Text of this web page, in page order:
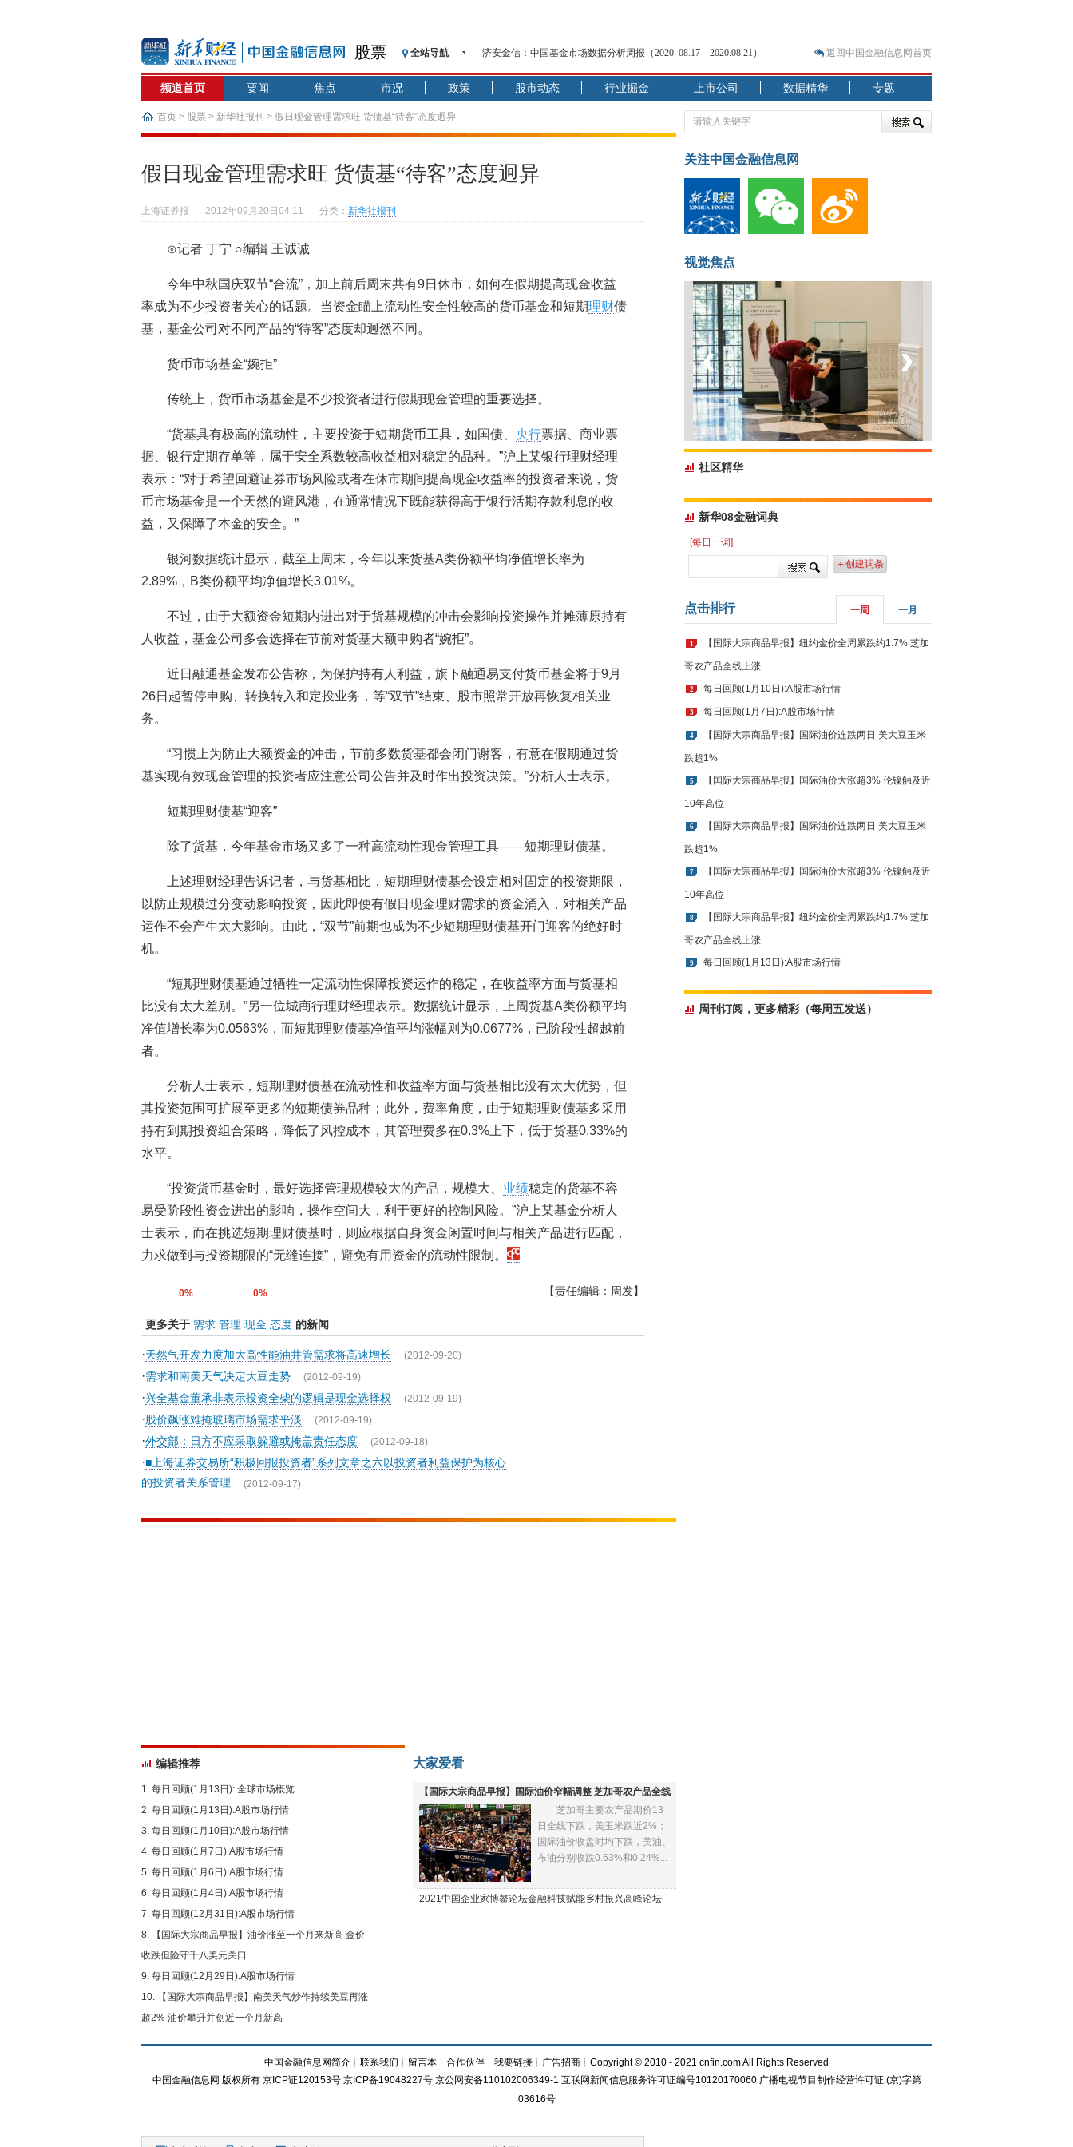
股票 全站导航
济安金信：中国基金市场数据分析周报（2020. 08.17—2020.08.21）
【见·闻】疫情下，新加坡旅游业步履维艰
记者手记：疫情下的香港零售业如何浴火重生？
【见·闻】疫情下一家香港传统零售商的转型突围之旅
济安金信：中国基金市场数据分析周报（2020. 07.27—2020.07.31）
【新华财经调查】同业存单、结构性存款玩起“跷跷板” 结构性失衡藏
在“隐秘的角落”
央行公开市场净投放300亿元 短端资金利率明显下行
基本面及股市双轮冲击 债市回调十年期债表现最弱
恒生聚源：北斗收官之星发射成功，全产业链解析
返回中国金融信息网首页
频道首页 要闻 焦点 市况 政策 股市动态 行业掘金 上市公司 数据精华 专题
首页 > 股票 > 新华社报刊 > 假日现金管理需求旺 货债基“待客”态度迥异
假日现金管理需求旺 货债基“待客”态度迥异
上海证券报 2012年09月20日04:11 分类： 新华社报刊
⊙记者 丁宁 ○编辑 王诚诚
今年中秋国庆双节“合流”，加上前后周末共有9日休市，如何在假期提高现金收益
率成为不少投资者关心的话题。当资金瞄上流动性安全性较高的货币基金和短期理财债
基，基金公司对不同产品的“待客”态度却迥然不同。
货币市场基金“婉拒”
传统上，货币市场基金是不少投资者进行假期现金管理的重要选择。
“货基具有极高的流动性，主要投资于短期货币工具，如国债、 央行票据、商业票
据、银行定期存单等，属于安全系数较高收益相对稳定的品种。”沪上某银行理财经理
表示：“对于希望回避证券市场风险或者在休市期间提高现金收益率的投资者来说，货
币市场基金是一个天然的避风港，在通常情况下既能获得高于银行活期存款利息的收
益，又保障了本金的安全。”
银河数据统计显示，截至上周末，今年以来货基A类份额平均净值增长率为
2.89%，B类份额平均净值增长3.01%。
不过，由于大额资金短期内进出对于货基规模的冲击会影响投资操作并摊薄原持有
人收益，基金公司多会选择在节前对货基大额申购者“婉拒”。
近日融通基金发布公告称，为保护持有人利益，旗下融通易支付货币基金将于9月
26日起暂停申购、转换转入和定投业务，等“双节”结束、股市照常开放再恢复相关业
务。
“习惯上为防止大额资金的冲击，节前多数货基都会闭门谢客，有意在假期通过货
基实现有效现金管理的投资者应注意公司公告并及时作出投资决策。”分析人士表示。
短期理财债基“迎客”
除了货基，今年基金市场又多了一种高流动性现金管理工具——短期理财债基。
上述理财经理告诉记者，与货基相比，短期理财债基会设定相对固定的投资期限，
以防止规模过分变动影响投资，因此即便有假日现金理财需求的资金涌入，对相关产品
运作不会产生太大影响。由此，“双节”前期也成为不少短期理财债基开门迎客的绝好时
机。
“短期理财债基通过牺牲一定流动性保障投资运作的稳定，在收益率方面与货基相
比没有太大差别。”另一位城商行理财经理表示。数据统计显示，上周货基A类份额平均
净值增长率为0.0563%，而短期理财债基净值平均涨幅则为0.0677%，已阶段性超越前
者。
分析人士表示，短期理财债基在流动性和收益率方面与货基相比没有太大优势，但
其投资范围可扩展至更多的短期债券品种；此外，费率角度，由于短期理财债基多采用
持有到期投资组合策略，降低了风控成本，其管理费多在0.3%上下，低于货基0.33%的
水平。
“投资货币基金时，最好选择管理规模较大的产品，规模大、 业绩稳定的货基不容
易受阶段性资金进出的影响，操作空间大，利于更好的控制风险。”沪上某基金分析人
士表示，而在挑选短期理财债基时，则应根据自身资金闲置时间与相关产品进行匹配，
力求做到与投资期限的“无缝连接”，避免有用资金的流动性限制。
0% 0% 【责任编辑：周发】
更多关于 需求 管理 现金 态度 的新闻
·天然气开发力度加大高性能油井管需求将高速增长 (2012-09-20)
·需求和南美天气决定大豆走势 (2012-09-19)
·兴全基金董承非表示投资全柴的逻辑是现金选择权 (2012-09-19)
·股价飙涨难掩玻璃市场需求平淡 (2012-09-19)
·外交部：日方不应采取躲避或掩盖责任态度 (2012-09-18)
·■上海证券交易所“积极回报投资者”系列文章之六以投资者利益保护为核心
的投资者关系管理 (2012-09-17)
编辑推荐
每日回顾(1月13日): 全球市场概览
每日回顾(1月13日):A股市场行情
每日回顾(1月10日):A股市场行情
每日回顾(1月7日):A股市场行情
每日回顾(1月6日):A股市场行情
每日回顾(1月4日):A股市场行情
每日回顾(12月31日):A股市场行情
【国际大宗商品早报】油价涨至一个月来新高 金价
收跌但险守千八美元关口
每日回顾(12月29日):A股市场行情
【国际大宗商品早报】南美天气炒作持续美豆再涨
超2% 油价攀升并创近一个月新高
大家爱看
【国际大宗商品早报】国际油价窄幅调整 芝加哥农产品全线
下跌
芝加哥主要农产品期价13
日全线下跌，美玉米跌近2%；
国际油价收盘时均下跌，美油、
布油分别收跌0.63%和0.24%...
2021中国企业家博鳌论坛金融科技赋能乡村振兴高峰论坛
关注中国金融信息网
视觉焦点
菲律宾：防疫降级
‹ ›
社区精华
新华08金融词典
[每日一词]
＋创建词条
点击排行 一周 一月
1 【国际大宗商品早报】纽约金价全周累跌约1.7% 芝加
哥农产品全线上涨
2 每日回顾(1月10日):A股市场行情
3 每日回顾(1月7日):A股市场行情
4 【国际大宗商品早报】国际油价连跌两日 美大豆玉米
跌超1%
5 【国际大宗商品早报】国际油价大涨超3% 伦镍触及近
10年高位
6 【国际大宗商品早报】国际油价连跌两日 美大豆玉米
跌超1%
7 【国际大宗商品早报】国际油价大涨超3% 伦镍触及近
10年高位
8 【国际大宗商品早报】纽约金价全周累跌约1.7% 芝加
哥农产品全线上涨
9 每日回顾(1月13日):A股市场行情
周刊订阅，更多精彩（每周五发送）
中国金融信息网简介┊ 联系我们 ┊ 留言本┊ 合作伙伴┊ 我要链接┊ 广告招商┊Copyright © 2010 - 2021 cnfin.com All Rights Reserved
中国金融信息网 版权所有 京ICP证120153号京ICP备19048227号 京公网安备110102006349-1 互联网新闻信息服务许可证编号10120170060 广播电视节目制作经营许可证:(京)字第
03616号